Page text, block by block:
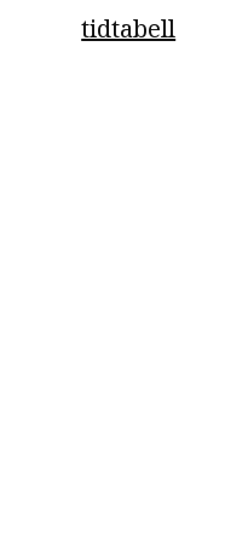
Post
tidtabell